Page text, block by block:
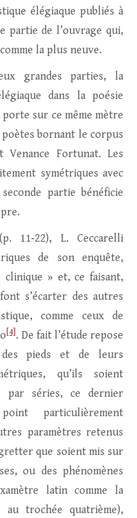
élégiaque publiés à
partie de l’ouvrage qui,
la plus neuve.
grandes parties, la
dans la poésie
sur ce même mètre
bornant le corpus
Venance Fortunat. Les
symétriques avec
partie bénéficie
11‑22), L. Ceccarelli
de son enquête,
clinique » et, ce faisant,
s’écarter des autres
comme ceux de
[4] . De fait l’étude repose
des pieds et de leurs
qu’ils soient
par séries, ce dernier
particulièrement
paramètres retenus
que soient mis sur
ou des phénomènes
latin comme la
trochée quatrième),